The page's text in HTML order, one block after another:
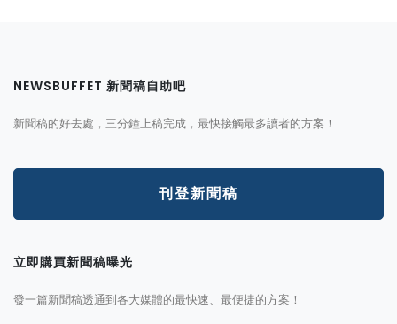
NEWSBUFFET 新聞稿自助吧
新聞稿的好去處，三分鐘上稿完成，最快接觸最多讀者的方案！
刊登新聞稿
立即購買新聞稿曝光
發一篇新聞稿透通到各大媒體的最快速、最便捷的方案！